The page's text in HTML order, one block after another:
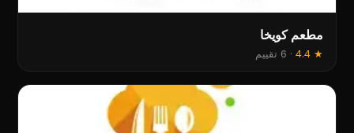
مطعم کویخا
★
4.4
· 6 تقييم